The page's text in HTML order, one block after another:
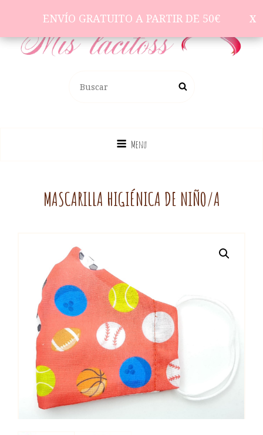
ENVÍO GRATUITO A PARTIR DE 50€
Menu
MASCARILLA HIGIÉNICA DE NIÑO/A
ENVÍO GRATUITO A PARTIR DE 50€